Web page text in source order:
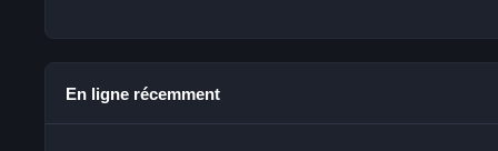
En ligne récemment